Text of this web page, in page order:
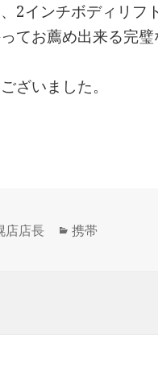
2インチボディリフ
てお薦め出来る完
ざいました。
店店長
カ
携帯